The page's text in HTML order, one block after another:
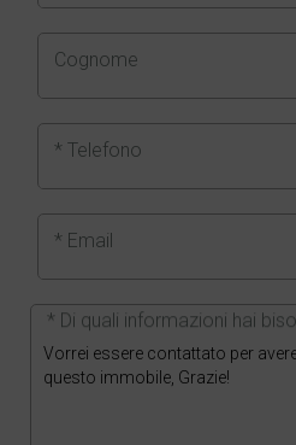
Cognome
* Telefono
* Email
* Di quali informazioni hai